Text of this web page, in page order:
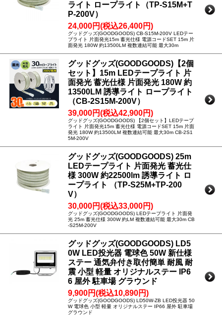
ライト ロープライト（TP-S15M+T
P-200V）
24,000円(税込26,400円)
グッドグッズ(GOODGOODS) CB-S15M-200V LEDテー
プライト 片面発光15m 蓄光仕様 電源コードSET 15m 片
面発光 180W 約13500LM 複数連結可能 最大30m
グッドグッズ(GOODGOODS)【2個
セット】15m LEDテープライト 片
面発光 蓄光仕様 片面発光 180W 約
13500LM 誘導ライト ロープライト
（CB-2S15M-200V）
39,000円(税込42,900円)
グッドグッズ(GOODGOODS) 【2個セット】LEDテープ
ライト 片面発光15m 蓄光仕様 電源コードSET 15m 片面
発光 180W 約13500LM 複数連結可能 最大30m CB-2S1
5M-200V
グッドグッズ(GOODGOODS) 25m
LEDテープライト 片面発光 蓄光仕
様 300W 約22500lm 誘導ライト ロ
ープライト （TP-S25M+TP-200
V）
30,000円(税込33,000円)
グッドグッズ(GOODGOODS) LEDテープライト 片面発
光 25m 蓄光仕様 300W 約LM 複数連結可能 最大30m CB
-S25M-200V
グッドグッズ(GOODGOODS) LD5
0W LED投光器 電球色 50W 新仕様
ステー 通気弁付き取付簡単 耐風 耐
震 小型 軽量 オリジナルステー IP6
6 屋外 駐車場 グラウンド
9,900円(税込10,890円)
グッドグッズ(GOODGOODS) LD50W-ZB LED投光器 50
W 電球色 小型 軽量 オリジナルステー IP66 屋外 駐車場
グラウンド